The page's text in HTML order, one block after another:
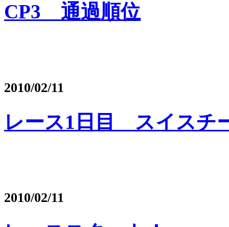
CP3 通過順位
2010/02/11
レース1日目 スイスチ
2010/02/11